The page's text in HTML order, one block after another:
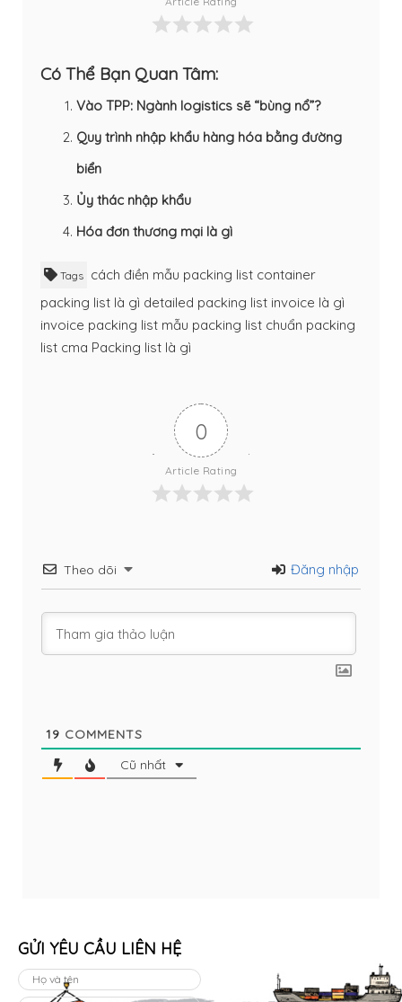
Có Thể Bạn Quan Tâm:
Vào TPP: Ngành logistics sẽ “bùng nổ”?
Quy trình nhập khẩu hàng hóa bằng đường
biển
Ủy thác nhập khẩu
Hóa đơn thương mại là gì
Tags cách điền mẫu packing list container
packing list là gì detailed packing list invoice là gì
invoice packing list mẫu packing list chuẩn packing
list cma Packing list là gì
0
Article Rating
Theo dõi Đăng nhập
19 COMMENTS
Cũ nhất
GỬI YÊU CẦU LIÊN HỆ